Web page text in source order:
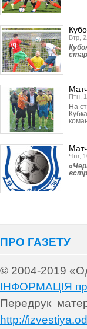
Втр,
Птн,
На
Чтв,
ПРО ГАЗЕТУ
© 2004-2019
ІНФОРМАЦІЯ
Передрук
http://